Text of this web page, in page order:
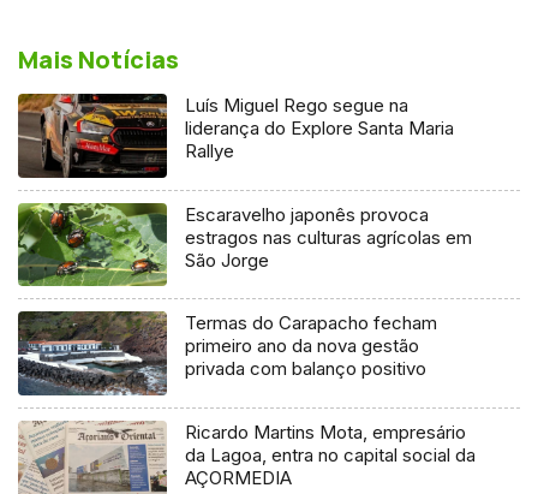
Mais Notícias
Luís Miguel Rego segue na
liderança do Explore Santa Maria
Rallye
Escaravelho japonês provoca
estragos nas culturas agrícolas em
São Jorge
Termas do Carapacho fecham
primeiro ano da nova gestão
privada com balanço positivo
Ricardo Martins Mota, empresário
da Lagoa, entra no capital social da
AÇORMEDIA